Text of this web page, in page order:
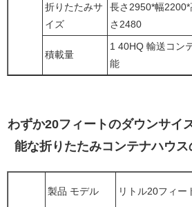
折りたたみサ
イズ
長さ2950*幅2200*
さ2480
積載量
1 40HQ 輸送コン
能
わずか20フィートのダウンサイ
能な折りたたみコンテナハウ
製品 モデル リトル20フィー